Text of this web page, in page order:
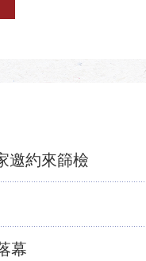
邀約來篩檢
幕